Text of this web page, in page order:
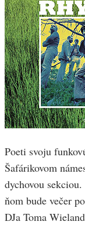
Poeti svoju
Šafárikovom
dychovou
ňom bude večer
DJa Toma